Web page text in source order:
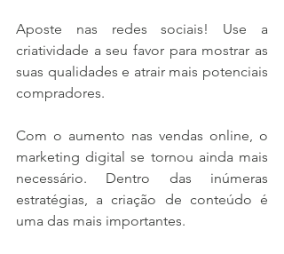
Aposte nas redes sociais! Use a
criatividade a seu favor para mostrar as
suas qualidades e atrair mais potenciais
compradores.
Com o aumento nas vendas online, o
marketing digital se tornou ainda mais
necessário. Dentro das inúmeras
estratégias, a criação de conteúdo é
uma das mais importantes.